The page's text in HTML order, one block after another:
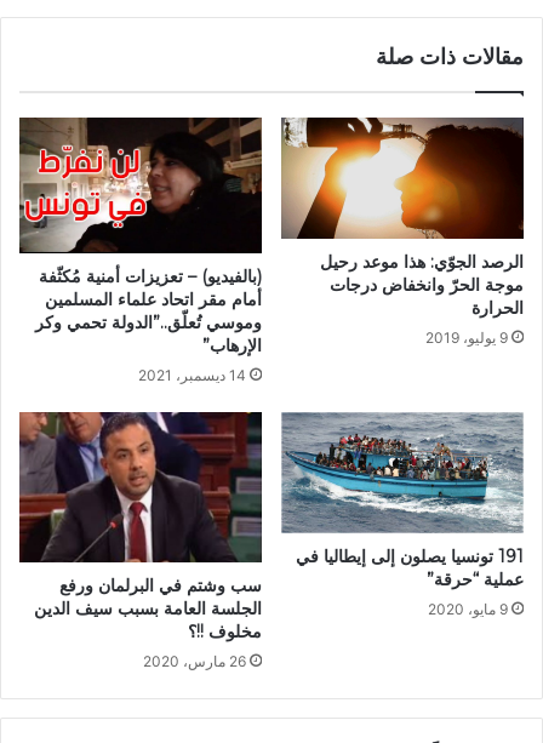
مقالات ذات صلة
الرصد الجوّي: هذا موعد رحيل
موجة الحرّ وانخفاض درجات
الحرارة
9 يوليو، 2019
(بالفيديو) – تعزيزات أمنية مُكثّفة
أمام مقر اتحاد علماء المسلمين
وموسي تُعلّق..”الدولة تحمي وكر
الإرهاب”
14 ديسمبر، 2021
191 تونسيا يصلون إلى إيطاليا في
عملية “حرقة”
9 مايو، 2020
سب وشتم في البرلمان ورفع
الجلسة العامة بسبب سيف الدين
مخلوف !!؟
26 مارس، 2020